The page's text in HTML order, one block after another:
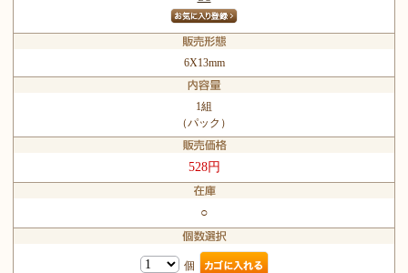
6X13mm
1組
（パック）
528円
○
個